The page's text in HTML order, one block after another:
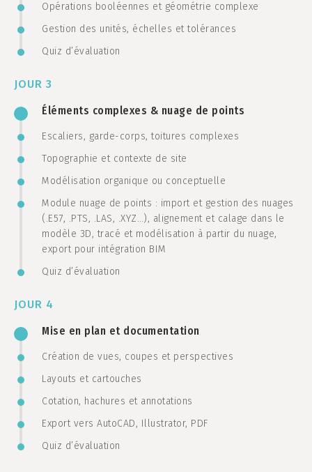
Opérations booléennes et géométrie complexe
Gestion des unités, échelles et tolérances
Quiz d’évaluation
JOUR 3
Éléments complexes & nuage de points
Escaliers, garde-corps, toitures complexes
Topographie et contexte de site
Modélisation organique ou conceptuelle
Module nuage de points : import et gestion des nuages
(.E57, .PTS, .LAS, .XYZ…), alignement et calage dans le
modèle 3D, tracé et modélisation à partir du nuage,
export pour intégration BIM
Quiz d’évaluation
JOUR 4
Mise en plan et documentation
Création de vues, coupes et perspectives
Layouts et cartouches
Cotation, hachures et annotations
Export vers AutoCAD, Illustrator, PDF
Quiz d’évaluation